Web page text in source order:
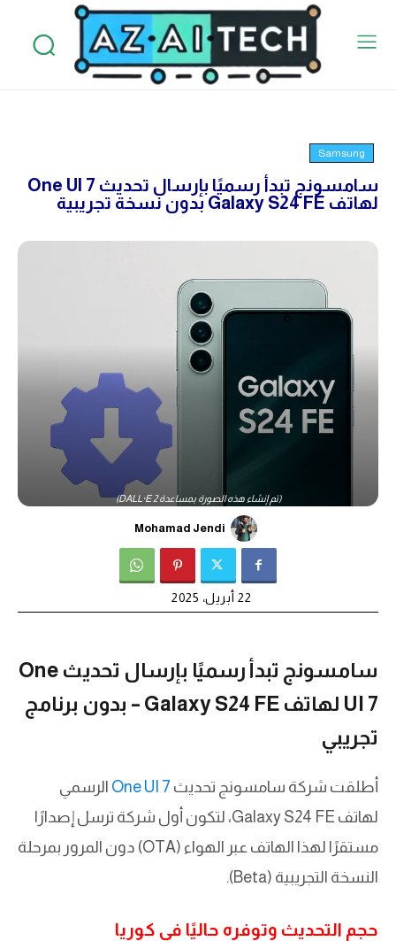
Samsung
سامسونج تبدأ رسميًا بإرسال تحديث One UI 7
لهاتف Galaxy S24 FE بدون نسخة تجريبية
(تم إنشاء هذه الصورة بمساعدة DALL·E 2)
Mohamad Jendi
22 أبريل، 2025
سامسونج تبدأ رسميًا بإرسال تحديث One
UI 7 لهاتف Galaxy S24 FE – بدون برنامج
تجريبي
أطلقت شركة سامسونج تحديث One UI 7 الرسمي
لهاتف Galaxy S24 FE، لتكون أول شركة ترسل إصدارًا
مستقرًا لهذا الهاتف عبر الهواء (OTA) دون المرور بمرحلة
النسخة التجريبية (Beta).
حجم التحديث وتوفره حاليًا في كوريا